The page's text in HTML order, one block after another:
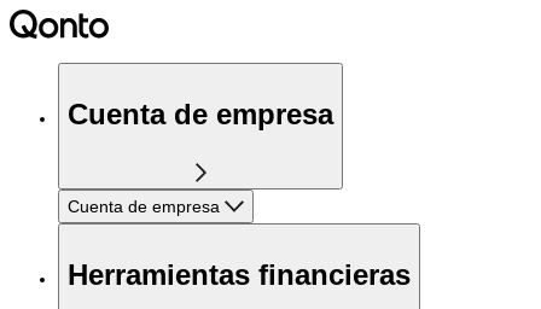
Cuenta de empresa
Cuenta de empresa
Herramientas financieras